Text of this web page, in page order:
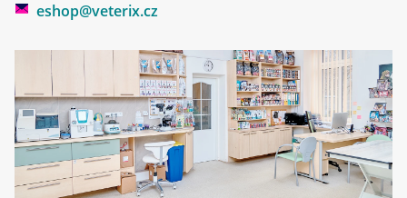
eshop@veterix.cz